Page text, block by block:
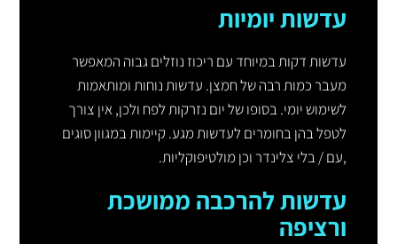
עדשות יומיות
עדשות דקות במיוחד עם ריכוז נוזלים גבוה המאפשר
מעבר כמות רבה של חמצן. עדשות נוחות ומותאמות
לשימוש יומי. בסופו של יום נזרקות לפח ולכן, אין צורך
לטפל בהן בחומרים לעדשות מגע. קיימות במגוון סוגים
,עם / בלי צלינדר וכן מולטיפוקליות​.
עדשות להרכבה ממושכת
ורציפה